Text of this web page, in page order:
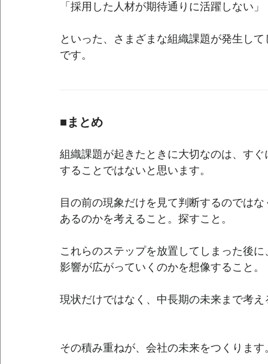
「採用した人材が期待通りに活躍しない」
といった、さまざまな組織課題が発生し
です。
■まとめ
組織課題が起きたときに大切なのは、す
することではないと思います。
目の前の現象だけを見て判断するのでは
あるのかを考えること。探すこと。
これらのステップを放置してしまった後
影響が広がっていくのかを想像すること。
現状だけではなく、中長期の未来まで考え
その積み重ねが、会社の未来をつくります